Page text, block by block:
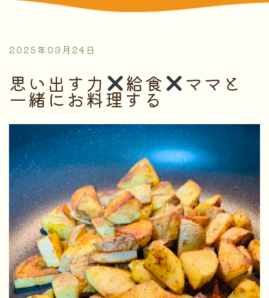
2025年03月24日
思い出す力 給食 ママと
一緒にお料理する